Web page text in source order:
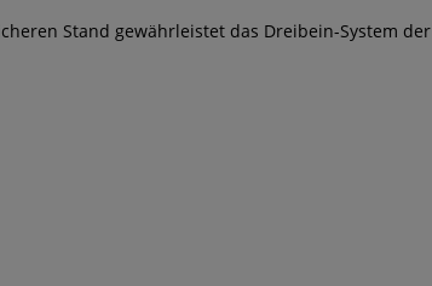
Stand gewährleistet das Dreibein-System der